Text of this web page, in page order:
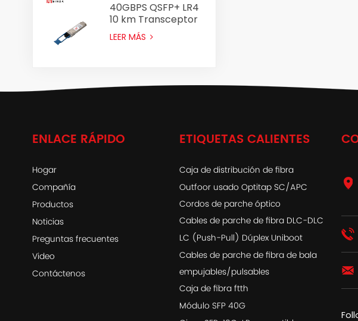
40GBPS QSFP+ LR4
10 km Transceptor
óptico
LEER MÁS
ENLACE RÁPIDO
Hogar
Compañía
Productos
Noticias
Preguntas frecuentes
Video
Contáctenos
ETIQUETAS CALIENTES
Caja de distribución de fibra
Outfoor usado Optitap SC/APC
Cordos de parche óptico
Cables de parche de fibra DLC-DLC
LC (Push-Pull) Dúplex Uniboot
Cables de parche de fibra de bala
empujables/pulsables
Caja de fibra ftth
Módulo SFP 40G